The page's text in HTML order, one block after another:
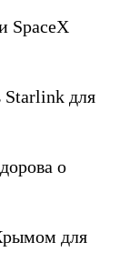
SpaceX
Starlink для
о
для